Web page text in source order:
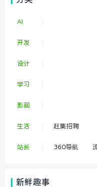
AI
开发
设计
学习
影视
生活 赶集招聘
智联招聘
站长 360导航
新鲜趣事